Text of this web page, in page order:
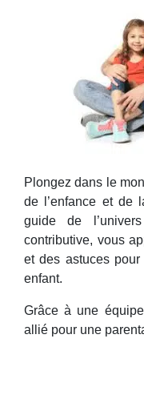
Plongez dans le
de l’enfance et de
guide de
contributive, vous
et des astuces
enfant.
Grâce à une
allié pour une